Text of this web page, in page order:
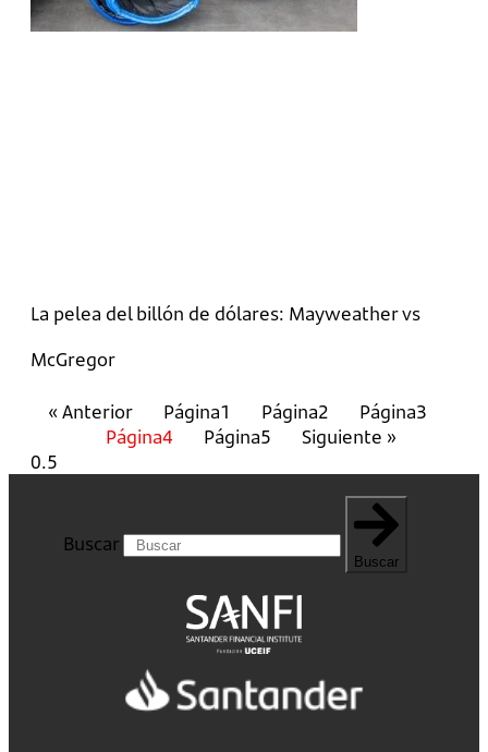
La pelea del billón de dólares: Mayweather vs
McGregor
« Anterior Página1 Página2 Página3
Página4 Página5 Siguiente »
Buscar
Buscar